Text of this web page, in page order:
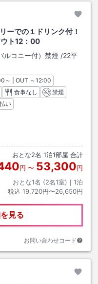
ーでの１ドリンク付！
ウト12：00
ルコニー付）禁煙 /22平
クイン
～ | OUT チェックアウト
～12:00
食事なし
禁煙
い
おとな2名 1泊1部屋 合計
円 〜 53,300円
おとな1名 (2名1室)｜ 1泊
税込 19,720円〜26,650円
見る
お問い合わせコード